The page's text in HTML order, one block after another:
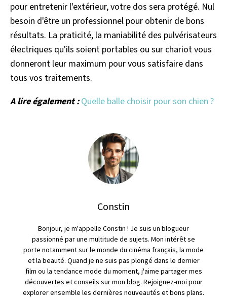
pour entretenir l'extérieur, votre dos sera protégé. Nul
besoin d'être un professionnel pour obtenir de bons
résultats. La praticité, la maniabilité des pulvérisateurs
électriques qu'ils soient portables ou sur chariot vous
donneront leur maximum pour vous satisfaire dans
tous vos traitements.
A lire également :Quelle balle choisir pour son chien ?
Constin
Bonjour, je m'appelle Constin ! Je suis un blogueur
passionné par une multitude de sujets. Mon intérêt se
porte notamment sur le monde du cinéma français, la mode
et la beauté. Quand je ne suis pas plongé dans le dernier
film ou la tendance mode du moment, j'aime partager mes
découvertes et conseils sur mon blog. Rejoignez-moi pour
explorer ensemble les dernières nouveautés et bons plans.